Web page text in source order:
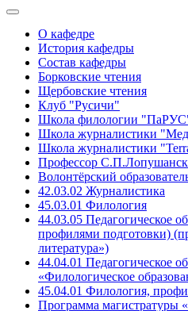
О кафедре
История кафедры
Состав кафедры
Борковские чтения
Щербовские чтения
Клуб "Русичи"
Школа филологии
Школа журналистики
Школа журналистики
Профессор
Волонтёрский
42.03.02 Журналистика
45.03.01 Филология
44.03.05 Педагогическое
профилями подготовки)
литература»)
44.04.01 Педагогическое
«Филологическое
45.04.01 Филология,
Программа магистратуры